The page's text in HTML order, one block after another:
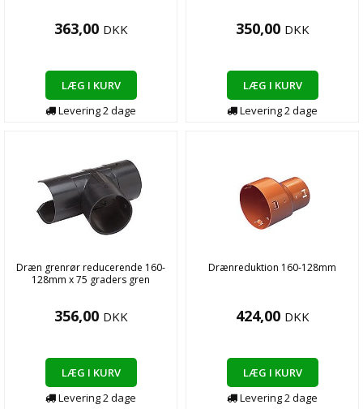
363,00 DKK
LÆG I KURV
Levering2dage
350,00 DKK
LÆG I KURV
Levering2dage
Dræn grenrør reducerende 160-
128mm x 75 graders gren
356,00 DKK
LÆG I KURV
Levering2dage
Drænreduktion 160-128mm
424,00 DKK
LÆG I KURV
Levering2dage